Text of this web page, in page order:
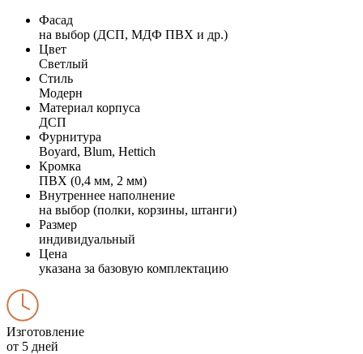
Фасад
на выбор (ДСП, МДФ ПВХ и др.)
Цвет
Светлый
Стиль
Модерн
Материал корпуса
ДСП
Фурнитура
Boyard, Blum, Hettich
Кромка
ПВХ (0,4 мм, 2 мм)
Внутреннее наполнение
на выбор (полки, корзины, штанги)
Размер
индивидуальный
Цена
указана за базовую комплектацию
Изготовление
от 5 дней